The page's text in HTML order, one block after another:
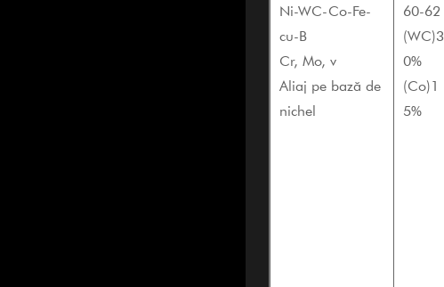
Ni-WC-Co-Fe-
cu-B
Cr, Mo, v
Aliaj pe bază de
nichel
60-62
(WC)3
0%
(Co)1
5%